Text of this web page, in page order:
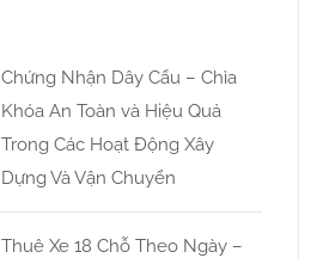
Chứng Nhận Dây Cẩu – Chìa
Khóa An Toàn và Hiệu Quả
Trong Các Hoạt Động Xây
Dựng Và Vận Chuyển
Thuê Xe 18 Chỗ Theo Ngày –